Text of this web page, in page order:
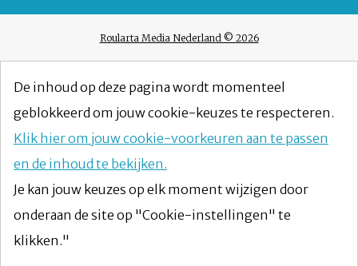
Roularta Media Nederland © 2026
De inhoud op deze pagina wordt momenteel
geblokkeerd om jouw cookie-keuzes te respecteren.
Klik hier om jouw cookie-voorkeuren aan te passen
en de inhoud te bekijken.
Je kan jouw keuzes op elk moment wijzigen door
onderaan de site op "Cookie-instellingen" te
klikken."